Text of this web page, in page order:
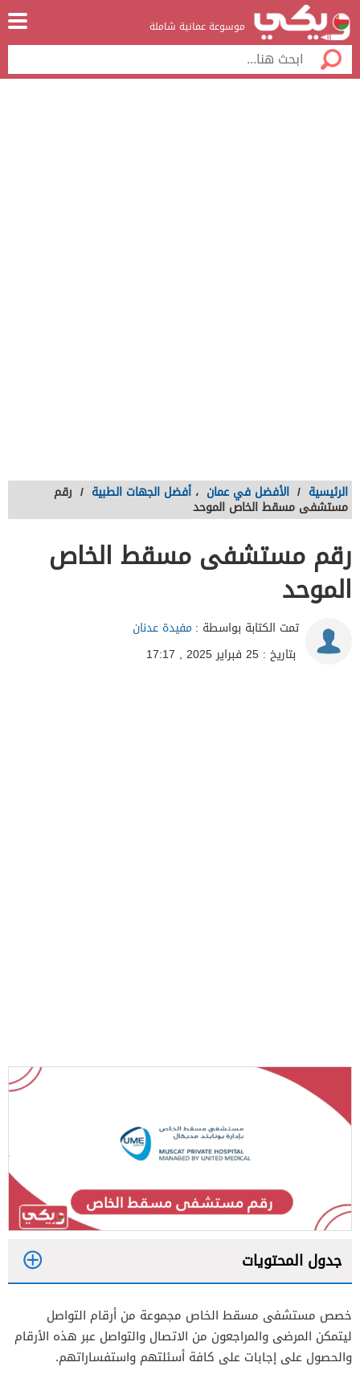
موسوعة عمانية شاملة
الرئيسية / الأفضل في عمان ، أفضل الجهات الطبية / رقم
مستشفى مسقط الخاص الموحد
رقم مستشفى مسقط الخاص
الموحد
تمت الكتابة بواسطة : مفيدة عدنان
بتاريخ : 25 فبراير 2025 , 17:17
جدول المحتويات
2
3
خصص مستشفى مسقط الخاص مجموعة من أرقام التواصل
ليتمكن المرضى والمراجعون من الاتصال والتواصل عبر هذه الأرقام
والحصول على إجابات على كافة أسئلتهم واستفساراتهم.